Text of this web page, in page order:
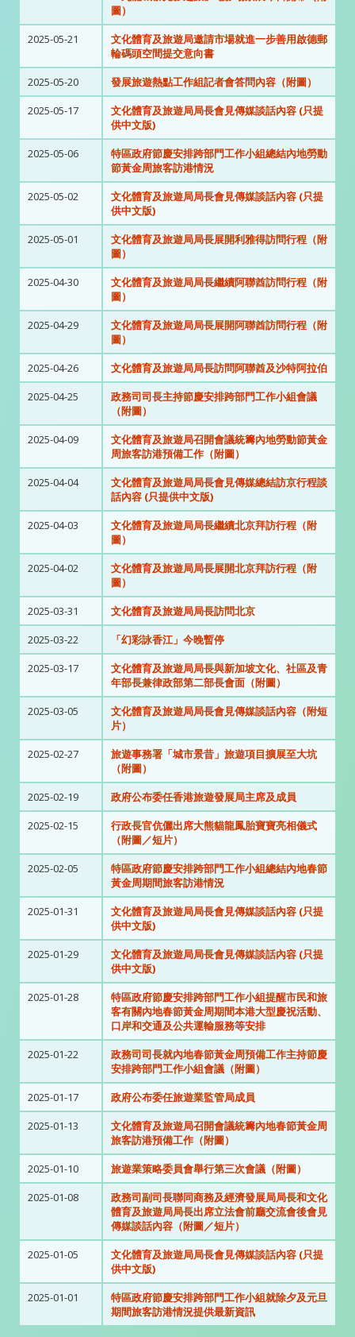
圖）
2025-05-21
文化體育及旅遊局邀請市場就進一步善用啟德郵
輪碼頭空間提交意向書
2025-05-20
發展旅遊熱點工作組記者會答問內容（附圖）
2025-05-17
文化體育及旅遊局局長會見傳媒談話內容 (只提
供中文版)
2025-05-06
特區政府節慶安排跨部門工作小組總結內地勞動
節黃金周旅客訪港情況
2025-05-02
文化體育及旅遊局局長會見傳媒談話內容 (只提
供中文版)
2025-05-01
文化體育及旅遊局局長展開利雅得訪問行程（附
圖）
2025-04-30
文化體育及旅遊局局長繼續阿聯酋訪問行程（附
圖）
2025-04-29
文化體育及旅遊局局長展開阿聯酋訪問行程（附
圖）
2025-04-26
文化體育及旅遊局局長訪問阿聯酋及沙特阿拉伯
2025-04-25
政務司司長主持節慶安排跨部門工作小組會議
（附圖）
2025-04-09
文化體育及旅遊局召開會議統籌內地勞動節黃金
周旅客訪港預備工作（附圖）
2025-04-04
文化體育及旅遊局局長會見傳媒總結訪京行程談
話內容 (只提供中文版)
2025-04-03
文化體育及旅遊局局長繼續北京拜訪行程（附
圖）
2025-04-02
文化體育及旅遊局局長展開北京拜訪行程（附
圖）
2025-03-31
文化體育及旅遊局局長訪問北京
2025-03-22
「幻彩詠香江」今晚暫停
2025-03-17
文化體育及旅遊局局長與新加坡文化、社區及青
年部長兼律政部第二部長會面（附圖）
2025-03-05
文化體育及旅遊局局長會見傳媒談話內容（附短
片）
2025-02-27
旅遊事務署「城市景昔」旅遊項目擴展至大坑
（附圖）
2025-02-19
政府公布委任香港旅遊發展局主席及成員
2025-02-15
行政長官伉儷出席大熊貓龍鳳胎寶寶亮相儀式
（附圖／短片）
2025-02-05
特區政府節慶安排跨部門工作小組總結內地春節
黃金周期間旅客訪港情況
2025-01-31
文化體育及旅遊局局長會見傳媒談話內容 (只提
供中文版)
2025-01-29
文化體育及旅遊局局長會見傳媒談話內容 (只提
供中文版)
2025-01-28
特區政府節慶安排跨部門工作小組提醒市民和旅
客有關內地春節黃金周期間本港大型慶祝活動、
口岸和交通及公共運輸服務等安排
2025-01-22
政務司司長就內地春節黃金周預備工作主持節慶
安排跨部門工作小組會議（附圖）
2025-01-17
政府公布委任旅遊業監管局成員
2025-01-13
文化體育及旅遊局召開會議統籌內地春節黃金周
旅客訪港預備工作（附圖）
2025-01-10
旅遊業策略委員會舉行第三次會議（附圖）
2025-01-08
政務司副司長聯同商務及經濟發展局局長和文化
體育及旅遊局局長出席立法會前廳交流會後會見
傳媒談話內容（附圖／短片）
2025-01-05
文化體育及旅遊局局長會見傳媒談話內容 (只提
供中文版)
2025-01-01
特區政府節慶安排跨部門工作小組就除夕及元旦
期間旅客訪港情況提供最新資訊